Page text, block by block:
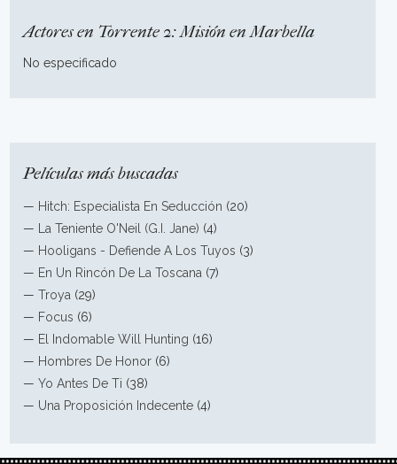
Actores en Torrente 2: Misión en Marbella
No especificado
Películas más buscadas
— Hitch: Especialista En Seducción (20)
—
La Teniente O'Neil (G.I. Jane) (4)
— Hooligans - Defiende A Los Tuyos (3)
— En Un Rincón De La Toscana (7)
—Troya (29)
— Focus (6)
— El Indomable Will Hunting (16)
— Hombres De Honor (6)
—Yo Antes De Ti (38)
— Una Proposición Indecente (4)